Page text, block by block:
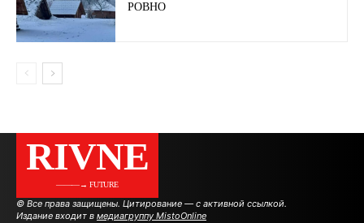
РОВНО
RIVNE
———→ FUTURE
© Все права защищены. Цитирование — с активной ссылкой.
Издание входит в медиагруппу MistoOnline